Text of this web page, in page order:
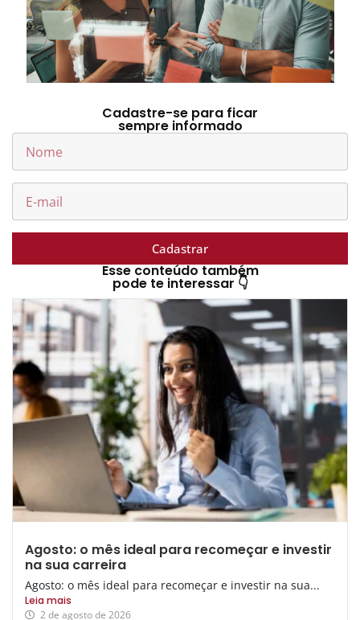
Cadastre-se para ficar
sempre informado
Cadastrar
Esse conteúdo também
pode te interessar 👇
Agosto: o mês ideal para recomeçar e investir
na sua carreira
Agosto: o mês ideal para recomeçar e investir na sua...
Leia mais
2 de agosto de 2026